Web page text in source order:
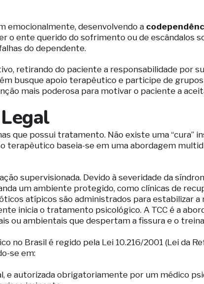
emocionalmente, desenvolvendo a
ente querido do sofrimento ou de escândalos
do dependente.
retirando do paciente a responsabilidade por
busque apoio terapêutico e participe de
mais poderosa para motivar o paciente a
que possui tratamento. Não existe uma “cura”
terapêutico baseia-se em uma abordagem
supervisionada. Devido à severidade da
um ambiente protegido, como clínicas de
atípicos são administrados para estabilizar a
inicia o tratamento psicológico. A TCC é a
ou ambientais que despertam a fissura e o
no Brasil é regido pela Lei 10.216/2001 (Lei da
se em:
e autorizada obrigatoriamente por um médico